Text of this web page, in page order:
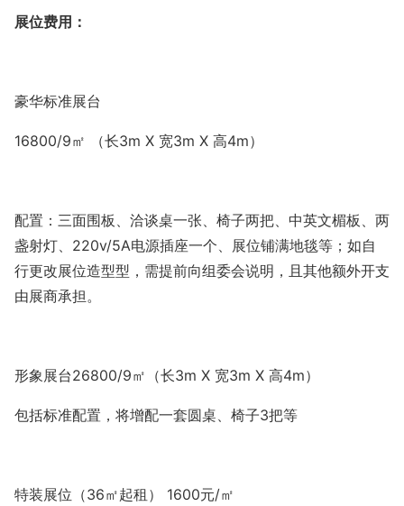
展位费用：
豪华标准展台
16800/9㎡ （长3m X 宽3m X 高4m）
配置：三面围板、洽谈桌一张、椅子两把、中英文楣板、两
盏射灯、 220v/5A电源插座一个、展位铺满地毯等；如自
行更改展位造型型，需提前向组委会说明，且其他额外开支
由展商承担。
形象展台26800/9㎡（长3m X 宽3m X 高4m）
包括标准配置，将增配一套圆桌、椅子3把等
特装展位（36㎡起租） 1600元/㎡